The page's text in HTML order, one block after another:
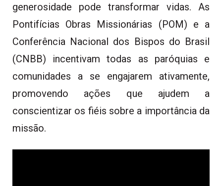
generosidade pode transformar vidas. As
Pontifícias Obras Missionárias (POM) e a
Conferência Nacional dos Bispos do Brasil
(CNBB) incentivam todas as paróquias e
comunidades a se engajarem ativamente,
promovendo ações que ajudem a
conscientizar os fiéis sobre a importância da
missão.